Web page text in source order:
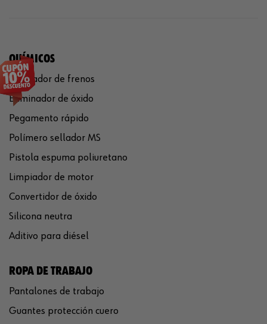
QUÍMICOS
Limpiador de frenos
Eliminador de óxido
Pegamento rápido
Polímero sellador MS
Pistola espuma poliuretano
Limpiador de motor
Convertidor de óxido
Silicona neutra
Aditivo para diésel
ROPA DE TRABAJO
Pantalones de trabajo
Guantes protección cuero